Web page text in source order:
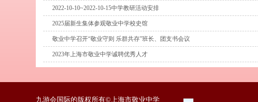
2022-10-10~2022-10-15中学教研活动安排
2025届新生集体参观敬业中学校史馆
敬业中学召开“敬业守则 乐群共存”班长、团支书会议
2023年上海市敬业中学诚聘优秀人才
九游会国际的版权所有©上海市敬业中学